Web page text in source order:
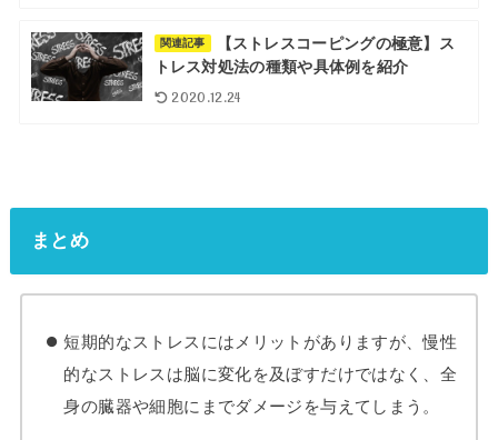
関連記事
【ストレスコーピングの極意】ス
トレス対処法の種類や具体例を紹介
2020.12.24
まとめ
短期的なストレスにはメリットがありますが、慢性
的なストレスは脳に変化を及ぼすだけではなく、全
身の臓器や細胞にまでダメージを与えてしまう。